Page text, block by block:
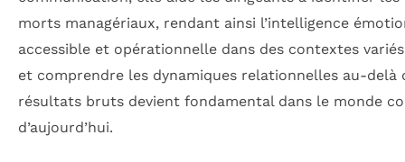
morts managériaux, rendant ainsi l’intelligence
accessible et opérationnelle dans des contextes
et comprendre les dynamiques relationnelles au-delà
résultats bruts devient fondamental dans le monde
d’aujourd’hui.